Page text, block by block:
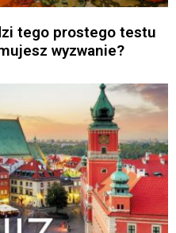
tego prostego testu
wyzwanie?